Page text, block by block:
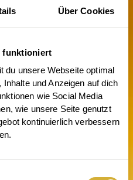
Über Cookies
funktioniert
du unsere Webseite optimal
und Anzeigen auf dich
wie Social Media
wie unsere Seite genutzt
kontinuierlich verbessern